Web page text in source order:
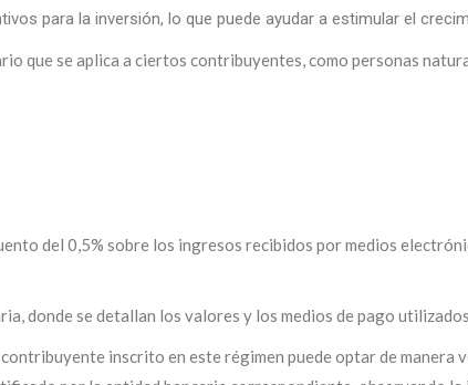
para la inversión, lo que puede ayudar a estimular el
que se aplica a ciertos contribuyentes, como personas
del 0,5% sobre los ingresos recibidos por medios
donde se detallan los valores y los medios de pago
contribuyente inscrito en este régimen puede optar de manera